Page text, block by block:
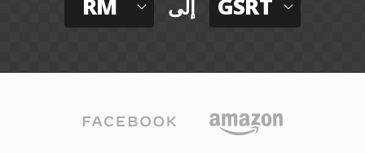
RM إلى GSRT